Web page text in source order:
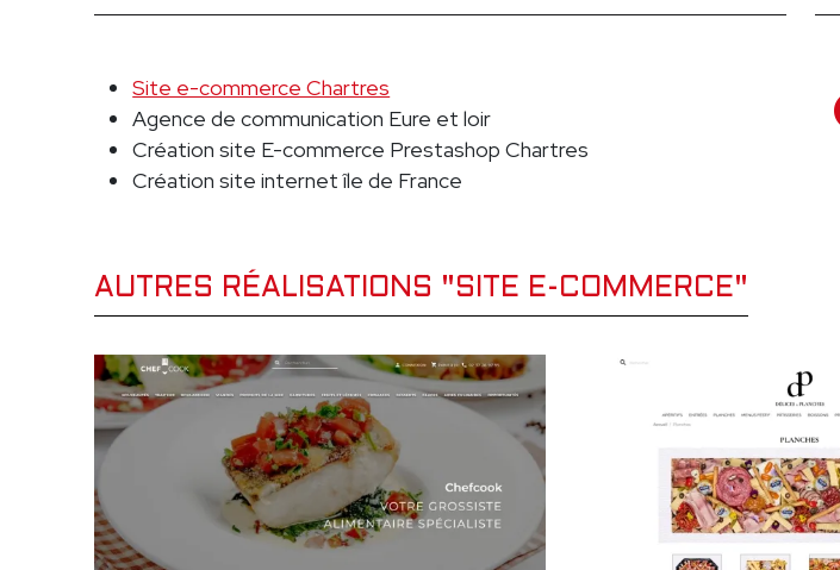
Site e-commerce Chartres
Agence de communication Eure et loir
Création site E-commerce Prestashop Chartres
Création site internet île de France
AUTRES RÉALISATIONS "SITE E-COMMERCE"